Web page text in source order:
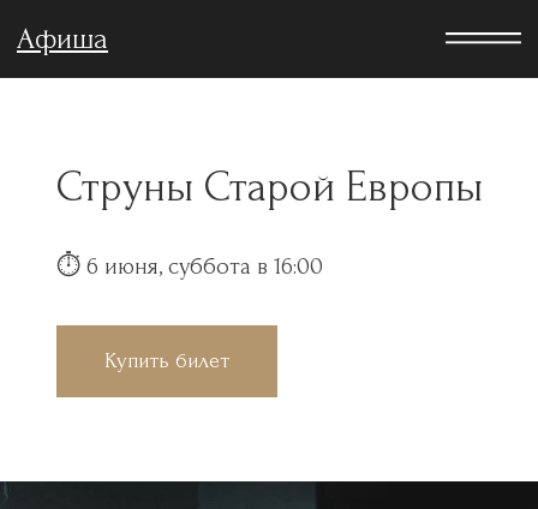
Афиша
Струны Старой Европы
⏱︎ 6 июня, суббота в 16:00
Купить билет